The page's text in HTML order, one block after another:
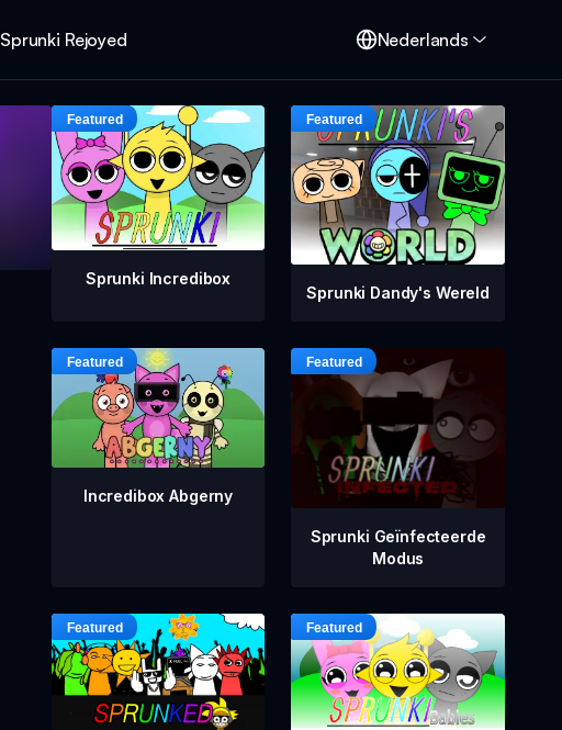
Sprunki Rejoyed Nederlands
Sprunki Incredibox
Sprunki Dandy's Wereld
Incredibox Abgerny
Sprunki Geïnfecteerde
Modus